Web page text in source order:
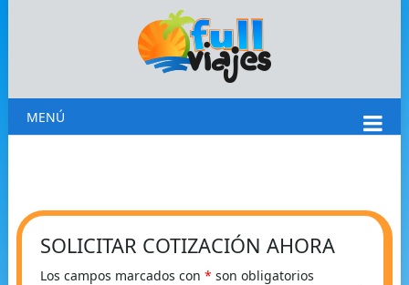
MENÚ
SOLICITAR COTIZACIÓN AHORA
Los campos marcados con * son obligatorios